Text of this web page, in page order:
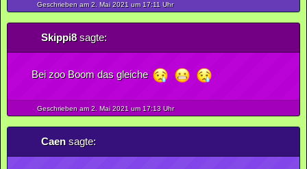
Geschrieben am 2. Mai2021 um 17:11 Uhr
Skippi8sagte:
Bei zoo Boom das gleiche
Geschrieben am 2. Mai2021 um 17:13 Uhr
Caensagte: